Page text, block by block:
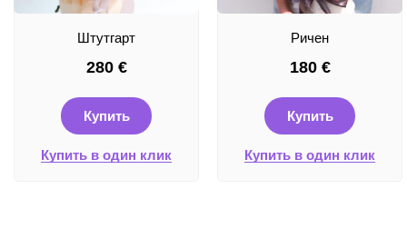
Штутгарт
280 €
Купить
Купить в один клик
Ричен
180 €
Купить
Купить в один клик